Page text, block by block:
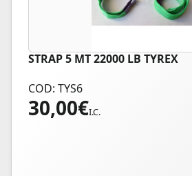
STRAP 5 MT 22000 LB TYREX
COD: TYS6
30,00€I.C.
Questo
ha
più